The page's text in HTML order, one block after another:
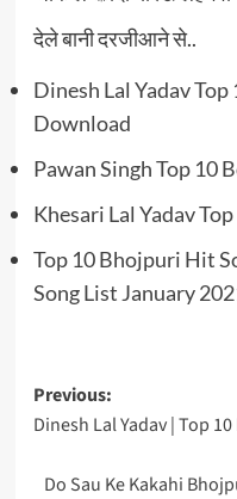
देले बानी दरजीआने से..
Dinesh Lal Yadav
Download
Pawan Singh Top 10
Khesari Lal Yadav
Top 10 Bhojpuri Hit
Song List January
Post
navigation
Previous:
Dinesh Lal Yadav | Top
Do Sau Ke Kakahi